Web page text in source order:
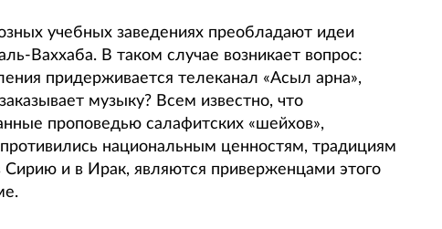
учебных заведениях преобладают идеи
Ваххаба. В таком случае возникает вопрос:
придерживается телеканал «Асыл арна»,
музыку? Всем известно, что
проповедью салафитских «шейхов»,
национальным ценностям, традициям
Сирию и в Ирак, являются приверженцами этого